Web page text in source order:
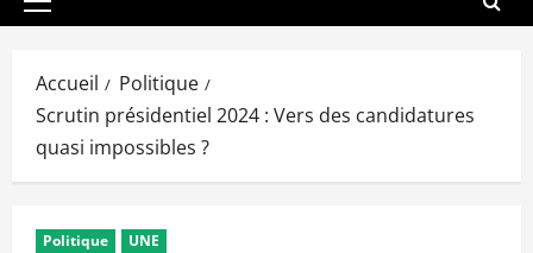
Menu
Accueil
Politique
Scrutin présidentiel 2024 : Vers des candidatures
quasi impossibles ?
Politique UNE